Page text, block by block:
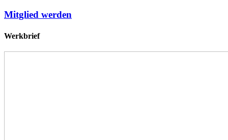
Mitglied werden
Werkbrief